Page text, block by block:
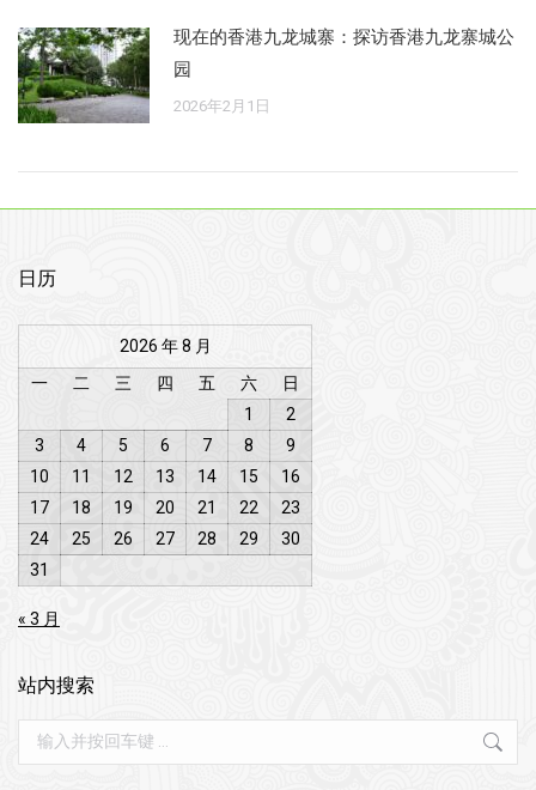
现在的香港九龙城寨：探访香港九龙寨城公
园
2026年2月1日
日历
2026 年 8 月
一
二 三 四 五 六
日
1
2
3
4 5 6 7 8
9
10
11 12 13 14 15
16
17
18 19 20 21 22
23
24
25 26 27 28 29
30
31
« 3 月
站内搜索
Search: